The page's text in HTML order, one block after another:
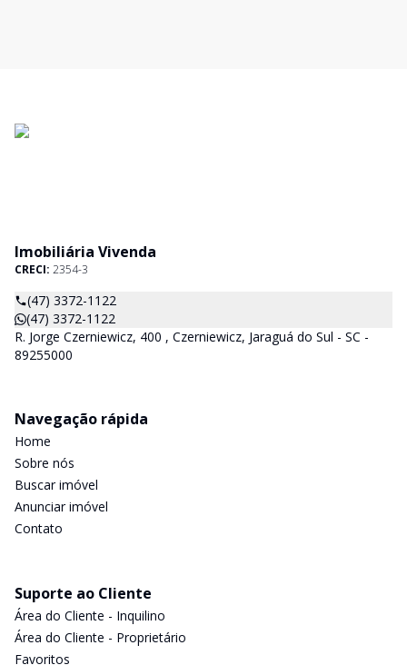
Imobiliária Vivenda
CRECI: 2354-3
(47) 3372-1122
(47) 3372-1122
R. Jorge Czerniewicz, 400 , Czerniewicz, Jaraguá do Sul - SC -
89255000
Navegação rápida
Home
Sobre nós
Buscar imóvel
Anunciar imóvel
Contato
Suporte ao Cliente
Área do Cliente - Inquilino
Área do Cliente - Proprietário
Favoritos